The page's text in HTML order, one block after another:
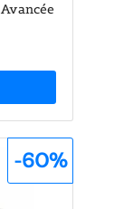
pour
à
Avec
pour
-60%